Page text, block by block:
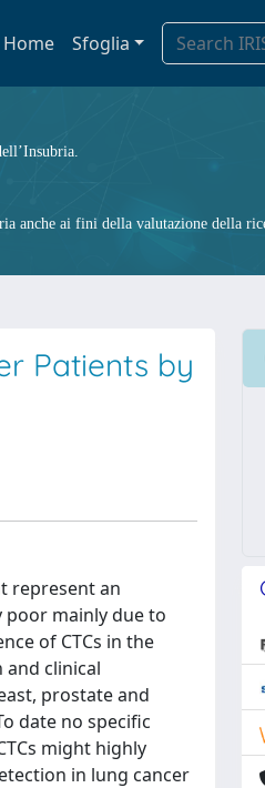
Home Sfoglia
anche ai fini della valutazione della
Patients by
represent an
poor mainly due to
of CTCs in the
clinical
prostate and
date no specific
might highly
in lung cancer